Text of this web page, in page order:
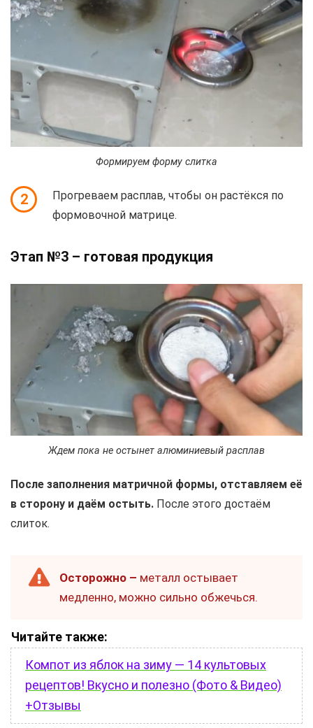
Формируем форму слитка
2
Прогреваем расплав, чтобы он растёкся по
формовочной матрице.
Этап №3 – готовая продукция
Ждем пока не остынет алюминиевый расплав
После заполнения матричной формы, отставляем её
в сторону и даём остыть. После этого достаём
слиток.
Осторожно – металл остывает
медленно, можно сильно обжечься.
Читайте также:
Компот из яблок на зиму — 14 культовых
рецептов! Вкусно и полезно (Фото & Видео)
+Отзывы